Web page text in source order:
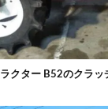
クター B52のクラ